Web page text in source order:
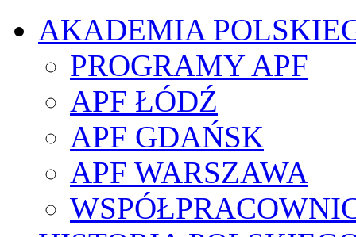
AKADEMIA
PROGRAMY APF
APF ŁÓDŹ
APF GDAŃSK
APF WARSZAWA